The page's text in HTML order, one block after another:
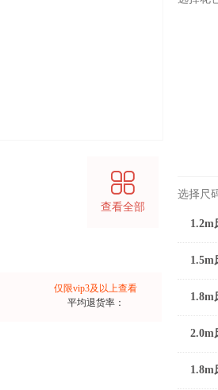
查看全部
仅限vip3及以上查看
平均退货率：
选择尺
1.2m
1.5m
1.8m
2.0m
1.8m